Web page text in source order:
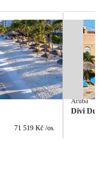
71 519 Kč /os.
Aruba
Divi